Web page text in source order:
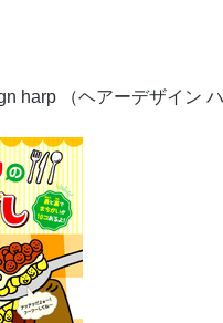
harp （ヘアーデザイン ハ